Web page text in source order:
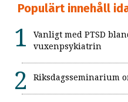
Populärt innehåll
Vanligt med PTSD
vuxenpsykiatrin
Riksdagsseminarium